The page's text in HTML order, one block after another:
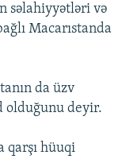
səlahiyyətləri və
Macarıstanda
da üzv
olduğunu deyir.
qarşı hüuqi